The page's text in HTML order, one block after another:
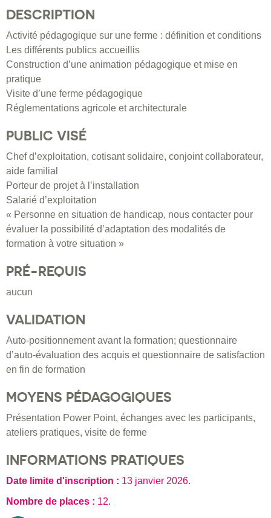
DESCRIPTION
Activité pédagogique sur une ferme : définition et conditions
Les différents publics accueillis
Construction d’une animation pédagogique et mise en
pratique
Visite d’une ferme pédagogique
Réglementations agricole et architecturale
PUBLIC VISÉ
Chef d’exploitation, cotisant solidaire, conjoint collaborateur,
aide familial
Porteur de projet à l’installation
Salarié d’exploitation
« Personne en situation de handicap, nous contacter pour
évaluer la possibilité d’adaptation des modalités de
formation à votre situation »
PRÉ-REQUIS
aucun
VALIDATION
Auto-positionnement avant la formation; questionnaire
d’auto-évaluation des acquis et questionnaire de satisfaction
en fin de formation
MOYENS PÉDAGOGIQUES
Présentation Power Point, échanges avec les participants,
ateliers pratiques, visite de ferme
INFORMATIONS PRATIQUES
Date limite d'inscription : 13 janvier 2026.
Nombre de places : 12.